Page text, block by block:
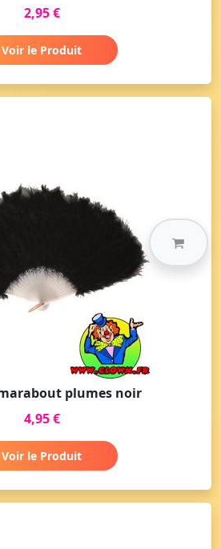
2,95 €
Voir le Produit
plumes noir
4,95 €
Voir le Produit